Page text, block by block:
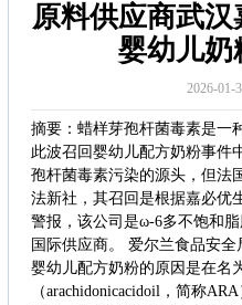
原料供应商武
婴幼儿奶
2026-01-
摘要：蜡样芽孢杆菌毒素是一
此波召回婴幼儿配方奶粉事件
孢杆菌毒素污染的源头，但法
法新社，其召回是根据嘉必优
警报，该公司是ω-6多不饱和
国际供应商。 爱尔兰食品安
婴幼儿配方奶粉的原因是在名
（arachidonicacidoil，简称